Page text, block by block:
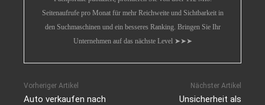
Seitenaufrufe pro Monat für mehr Reichweite und Sichtbarkeit in
den Suchmaschinen und ein besseres Ranking. Bringen Sie Ihr
Unternehmen auf das nächste Level ➤➤➤
Vorheriger Artikel
Auto verkaufen nach
Nächster Artikel
Unsicherheit als